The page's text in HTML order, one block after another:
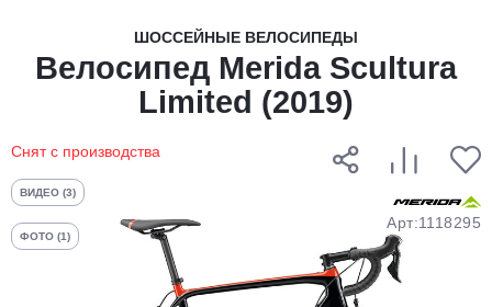
ШОССЕЙНЫЕ ВЕЛОСИПЕДЫ
Велосипед Merida Scultura
Limited (2019)
Снят с производства
ВИДЕО (3)
ФОТО (1)
Арт:1118295
Разбейте
оплатуна части
без переплат
График платежей